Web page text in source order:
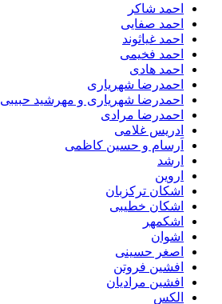
احمد شاکر
احمد صفایی
احمد غیاثوند
احمد فخیمی
احمد هادی
احمدرضا شهریاری
احمدرضا شهریاری و مهرشید حبیبی
احمدرضا مرادی
ادریس غلامی
اَرسام و حسین کاظمی
ارشد
اروین
اشکان ترکزبان
اشکان خطیبی
اشکمهر
اشوان
اصغر حسینی
افشین فروتن
افشین مرادیان
الکس